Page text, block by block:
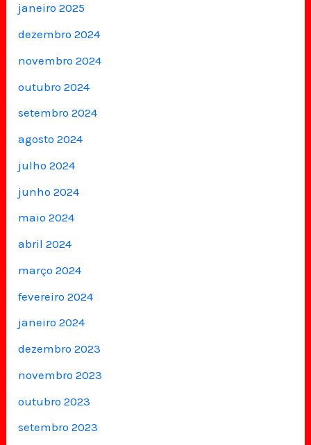
janeiro 2025
dezembro 2024
novembro 2024
outubro 2024
setembro 2024
agosto 2024
julho 2024
junho 2024
maio 2024
abril 2024
março 2024
fevereiro 2024
janeiro 2024
dezembro 2023
novembro 2023
outubro 2023
setembro 2023